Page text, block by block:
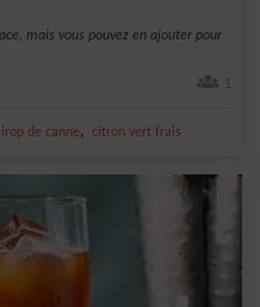
mais vous pouvez en ajouter pour
1
de canne, citron vert frais